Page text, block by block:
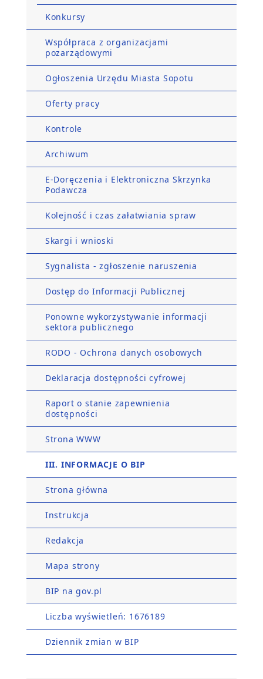
Konkursy
Współpraca z organizacjami
pozarządowymi
Ogłoszenia Urzędu Miasta Sopotu
Oferty pracy
Kontrole
Archiwum
E-Doręczenia i Elektroniczna Skrzynka
Podawcza
Kolejność i czas załatwiania spraw
Skargi i wnioski
Sygnalista - zgłoszenie naruszenia
Dostęp do Informacji Publicznej
Ponowne wykorzystywanie informacji
sektora publicznego
RODO - Ochrona danych osobowych
Deklaracja dostępności cyfrowej
Raport o stanie zapewnienia
dostępności
Strona WWW
III. INFORMACJE O BIP
Strona główna
Instrukcja
Redakcja
Mapa strony
BIP na gov.pl
Liczba wyświetleń: 1676189
Dziennik zmian w BIP